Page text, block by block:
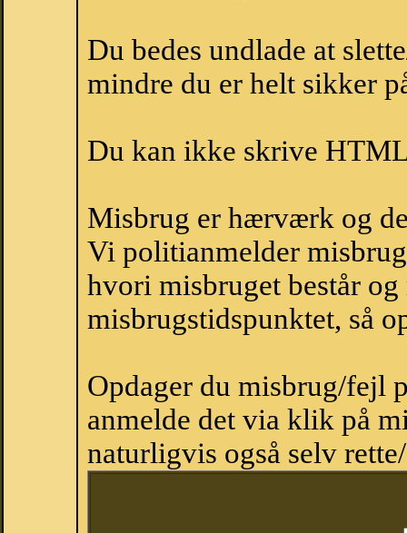
Du bedes undlade at
mindre du er helt sikker
Du kan ikke skrive
Misbrug er hærværk og
Vi politianmelder
hvori misbruget består
misbrugstidspunktet, så
Opdager du misbrug/fejl
anmelde det via klik på
naturligvis også selv